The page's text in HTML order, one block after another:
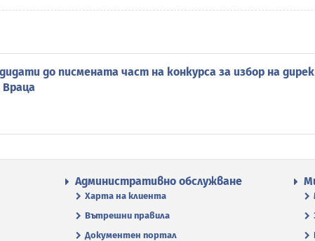
до писмената част на конкурса за избор на
Враца
Административно обслужване
Харта на клиента
Вътрешни правила
Документен портал